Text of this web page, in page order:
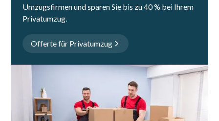
Umzugsfirmen und sparen Sie bis zu 40 % bei Ihrem
Privatumzug.
Offerte für Privatumzug